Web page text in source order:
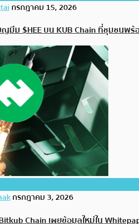
กรกฎาคม 15, 2026
มีม $HEE บน KUB Chain ที่ชุมชนพร้
กรกฎาคม 3, 2026
Chain เผยข้อมูลใหม่ใน